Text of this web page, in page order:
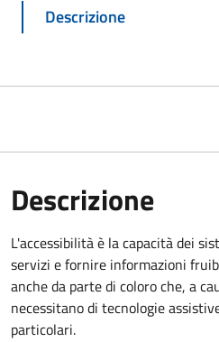
Descrizione
Descrizione
L'accessibilità è la capacità dei
servizi e fornire informazioni
anche da parte di coloro che, a
necessitano di tecnologie
particolari.